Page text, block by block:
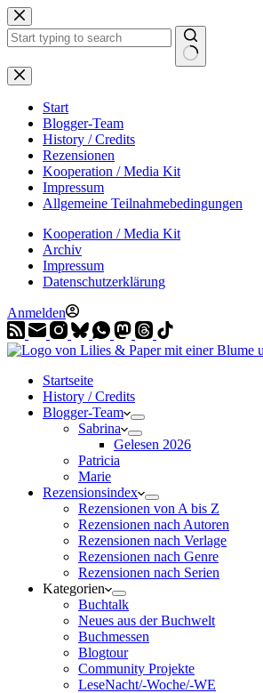
Zum
Inhalt
springen
Start
Blogger-Team
History / Credits
Rezensionen
Kooperation / Media Kit
Impressum
Allgemeine Teilnahmebedingungen
Kooperation / Media Kit
Archiv
Impressum
Datenschutzerklärung
Anmelden
Startseite
History / Credits
Blogger-Team
Sabrina
Gelesen 2026
Patricia
Marie
Rezensionsindex
Rezensionen von A bis Z
Rezensionen nach Autoren
Rezensionen nach Verlage
Rezensionen nach Genre
Rezensionen nach Serien
Kategorien
Buchtalk
Neues aus der Buchwelt
Buchmessen
Blogtour
Community Projekte
LeseNacht/-Woche/-WE